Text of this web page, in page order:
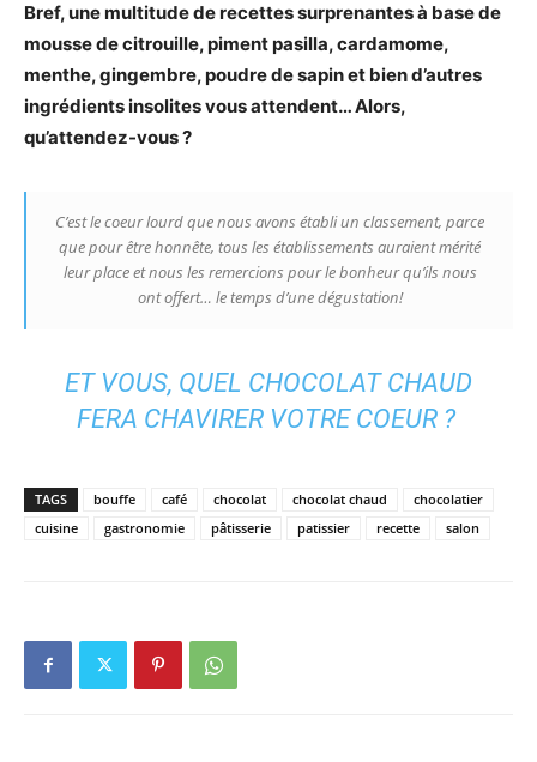
Bref, une multitude de recettes surprenantes à base de
mousse de citrouille, piment pasilla, cardamome,
menthe, gingembre, poudre de sapin et bien d’autres
ingrédients insolites vous attendent… Alors,
qu’attendez-vous ?
C’est le coeur lourd que nous avons établi un classement, parce
que pour être honnête, tous les établissements auraient mérité
leur place et nous les remercions pour le bonheur qu’ils nous
ont offert… le temps d’une dégustation!
ET VOUS, QUEL CHOCOLAT CHAUD
FERA CHAVIRER VOTRE COEUR ?
TAGS bouffe café chocolat chocolat chaud
chocolatier
cuisine
gastronomie pâtisserie patissier recette salon